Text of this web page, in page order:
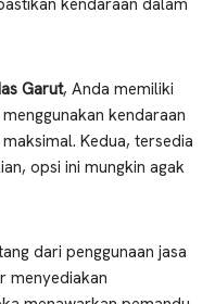
Garut, Anda memiliki
kendaraan
Kedua, tersedia
opsi ini mungkin agak
dari penggunaan jasa
menyediakan